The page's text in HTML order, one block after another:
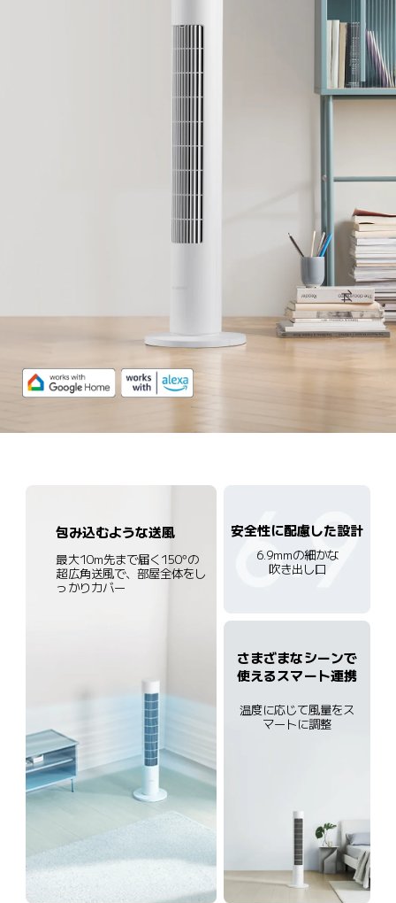
包み込むような送風
最大10m先まで届く150°の
超広角送風で、部屋全体をし
っかりカバー
安全性に配慮した設計
6.9mmの細かな
吹き出し口
さまざまなシーンで
使えるスマート連携
温度に応じて風量をス
マートに調整